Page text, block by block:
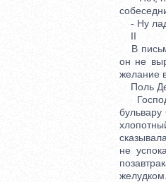
- Ну
II
В
он не
желание
Поль
не